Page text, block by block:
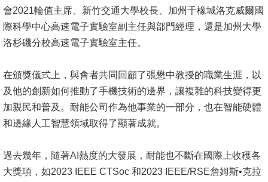
相
關
研
單
位
回
頁
臺
會2021輪值主席、新竹交通大學校長、加州千橡城洛克威爾國
際科學中心高速電子實驗室副主任與部門經理，還是加州大學
洛杉磯分校高速電子實驗室主任。
在頒獎儀式上，與會者共同回顧了張懋中教授的職業生涯，以
及他的創新如何推動了手機技術的邊界，讓複雜的科技變得更
加親民和普及。耐能公司作為他事業的一部分，也在智能硬體
和邊緣人工智慧領域取得了顯著成就。
過去幾年，隨著AI熱度的大發展，耐能也不斷在國際上收穫各
大獎項，如2023 IEEE CTSoc 和2023 IEEE/RSE詹姆斯•克拉